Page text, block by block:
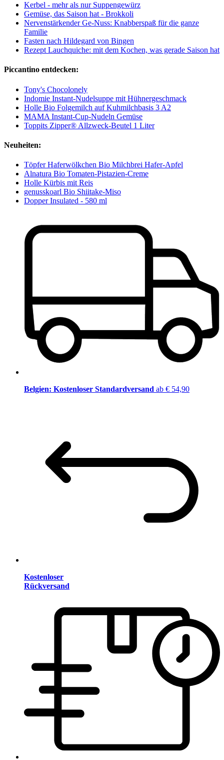
Kerbel - mehr als nur Suppengewürz
Gemüse, das Saison hat - Brokkoli
Nervenstärkender Ge-Nuss: Knabberspaß für die ganze
Familie
Fasten nach Hildegard von Bingen
Rezept Lauchquiche: mit dem Kochen, was gerade Saison hat
Piccantino entdecken:
Tony's Chocolonely
Indomie Instant-Nudelsuppe mit Hühnergeschmack
Holle Bio Folgemilch auf Kuhmilchbasis 3 A2
MAMA Instant-Cup-Nudeln Gemüse
Toppits Zipper® Allzweck-Beutel 1 Liter
Neuheiten:
Töpfer Haferwölkchen Bio Milchbrei Hafer-Apfel
Alnatura Bio Tomaten-Pistazien-Creme
Holle Kürbis mit Reis
genusskoarl Bio Shiitake-Miso
Dopper Insulated - 580 ml
Belgien: Kostenloser Standardversand ab € 54,90
Kostenloser
Rückversand